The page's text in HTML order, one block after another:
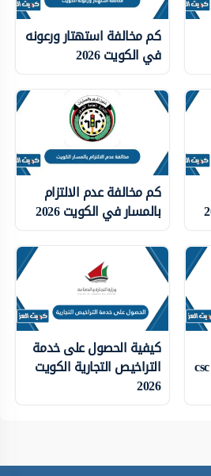
كم مخالفة استهتار ورعونه
في الكويت 2026
كم مخالفة عدم الالتزام
بالمسار في الكويت 2026
كيفية الحصول على خدمة
التراخيص التجارية الكويت
2026